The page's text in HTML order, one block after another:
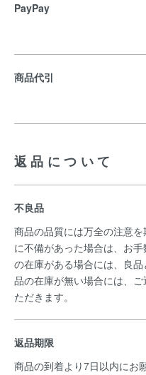
PayPay
商品代引
返品について
不良品
商品の品質には万全の注意
に不備があった場合は、お
の在庫がある場合には、良
品の在庫が無い場合には、
ただきます。
返品期限
商品の到着より7日以内にお